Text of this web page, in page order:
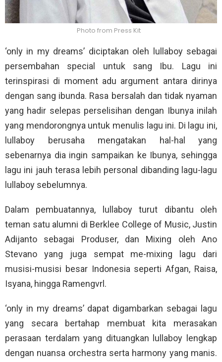
Photo from Press Kit
‘only in my dreams’ diciptakan oleh lullaboy sebagai
persembahan special untuk sang Ibu. Lagu ini
terinspirasi di moment adu argument antara dirinya
dengan sang ibunda. Rasa bersalah dan tidak nyaman
yang hadir selepas perselisihan dengan Ibunya inilah
yang mendorongnya untuk menulis lagu ini. Di lagu ini,
lullaboy berusaha mengatakan hal-hal yang
sebenarnya dia ingin sampaikan ke Ibunya, sehingga
lagu ini jauh terasa lebih personal dibanding lagu-lagu
lullaboy sebelumnya.
Dalam pembuatannya, lullaboy turut dibantu oleh
teman satu alumni di Berklee College of Music, Justin
Adijanto sebagai Produser, dan Mixing oleh Ano
Stevano yang juga sempat me-mixing lagu dari
musisi-musisi besar Indonesia seperti Afgan, Raisa,
Isyana, hingga Ramengvrl.
‘only in my dreams’ dapat digambarkan sebagai lagu
yang secara bertahap membuat kita merasakan
perasaan terdalam yang dituangkan lullaboy lengkap
dengan nuansa orchestra serta harmony yang manis.